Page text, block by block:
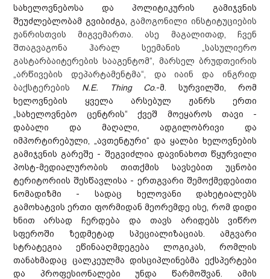
სახელოვნებოსა და პოლიტიკურის გამიჯვნის
შეუძლებლობამ გვიბიძგა,გამოგონილი ინსტიტუციების
ჟანრისთვის მიგვემართა. ასე მაგალითად, ჩვენ
შთაგვაგონა ჰარალ სეემანის „სასულიერო
გასტარბაიტერების სააგენტომ“, მარსელ ბრუდთეირის
„არწივების დეპარტამენტმა“, და იაინ და ინგრიდ
ბაქსტერების N.E. Thing Co.-მ. სურვილში, რომ
ხელოვნების ყველა არსებულ ჟანრს ერთი
„სახელოვნებო ცენტრის“ ქვეშ მოეყაროს თავი -
დაბალი და მაღალი, ადგილობრივი და
იმპორტირებული, „ავთენტური“ და ყალბი ხელოვნების
გამიჯვნის გარეშე - შეგვიძლია დავინახოთ წყურვილი
პოსტ-მედიალურობის თითქმის სავსებით უცნობი
ტერიტორიის შესწავლისა - ერთგვარი შემოქმედებითი
ნომადიზმი - სადაც ხელოვანი დახეტიალებს
გამოხატვის ერთი ფორმიდან მეორემდე ისე, რომ დიდი
ხნით არსად ჩერდება და თავს არიდებს ვიწრო
სფეროში ზედმეტად სპეციალიზაციას. ამგვარი
სტრატეგია ეწინააღმდეგება ლოგიკას, რომლის
თანახმადაც ცალკეულმა დისციპლინებმა ექსპერტები
და პროფესიონალები უნდა წარმოშვან. ამის